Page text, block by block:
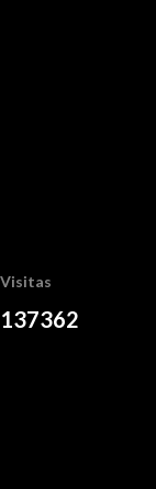
Visitas
137362